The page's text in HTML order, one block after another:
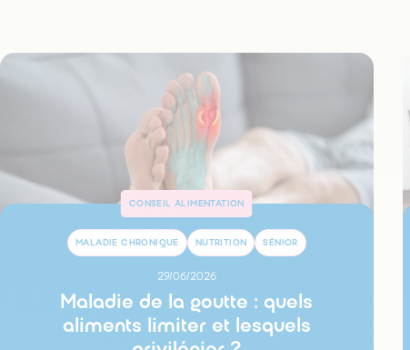
CONSEIL ALIMENTATION
MALADIE CHRONIQUE NUTRITION SÉNIOR
29/06/2026
Maladie de la goutte : quels
aliments limiter et lesquels